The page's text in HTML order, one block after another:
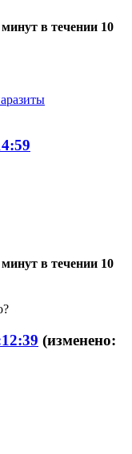
в течении 10
в течении 10
(изменено: